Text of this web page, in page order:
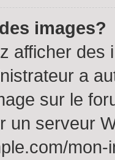
images?
afficher
a
sur le
un serveur